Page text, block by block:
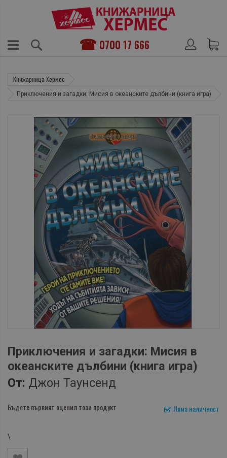
0700 17 666
Книжарница Хермес
Приключения и загадки: Мисия в океанските дълбини (книга игра)
Приключения и загадки: Мисия в
океанските дълбини (книга игра)
От: Джон Таунсенд
Няма наличност
Бъдете първият оценил този продукт
\